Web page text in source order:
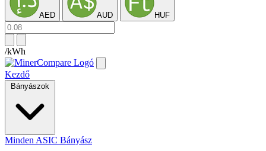
AED AUD HUF
/kWh
Kezdő
Bányászok
Minden ASIC Bányász